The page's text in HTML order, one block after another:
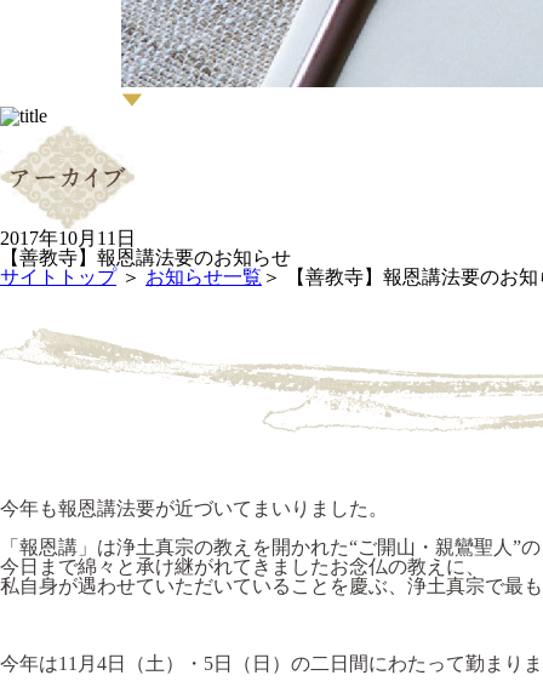
2017年10月11日
【善教寺】報恩講法要のお知らせ
サイトトップ＞ お知らせ一覧 ＞ 【善教寺】報恩講法要のお知
今年も報恩講法要が近づいてまいりました。
「報恩講」は浄土真宗の教えを開かれた“ご開山・親鸞聖人”
今日まで綿々と承け継がれてきましたお念仏の教えに、
私自身が遇わせていただいていることを慶ぶ、浄土真宗で最
今年は11月4日（土）・5日（日）の二日間にわたって勤まり